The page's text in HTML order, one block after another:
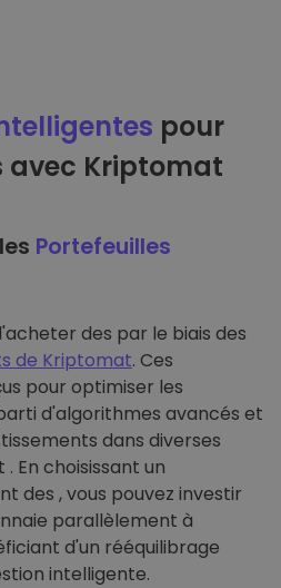
pour
avec Kriptomat
Portefeuilles
des par le biais des
de Kriptomat. Ces
pour optimiser les
d'algorithmes avancés et
dans diverses
En choisissant un
des , vous pouvez investir
parallèlement à
d'un rééquilibrage
intelligente.